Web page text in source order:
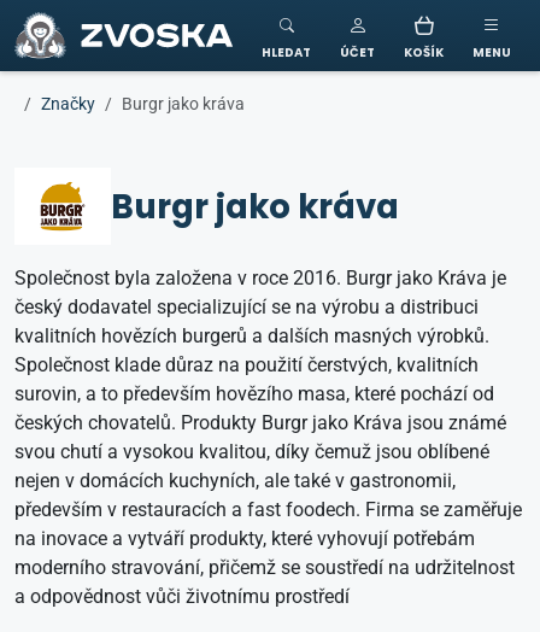
ZVOSKA
HLEDAT ÚČET KOŠÍK MENU
Značky Burgr jako kráva
Burgr jako kráva
Společnost byla založena v roce 2016. Burgr jako Kráva je
český dodavatel specializující se na výrobu a distribuci
kvalitních hovězích burgerů a dalších masných výrobků.
Společnost klade důraz na použití čerstvých, kvalitních
surovin, a to především hovězího masa, které pochází od
českých chovatelů. Produkty Burgr jako Kráva jsou známé
svou chutí a vysokou kvalitou, díky čemuž jsou oblíbené
nejen v domácích kuchyních, ale také v gastronomii,
především v restauracích a fast foodech. Firma se zaměřuje
na inovace a vytváří produkty, které vyhovují potřebám
moderního stravování, přičemž se soustředí na udržitelnost
a odpovědnost vůči životnímu prostředí